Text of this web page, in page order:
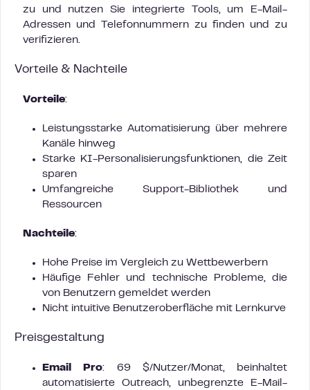
zu und nutzen Sie integrierte Tools, um E-Mail-
Adressen und Telefonnummern zu finden und zu
verifizieren.
Vorteile & Nachteile
Vorteile:
Leistungsstarke Automatisierung über mehrere
Kanäle hinweg
Starke KI-Personalisierungsfunktionen, die Zeit
sparen
Umfangreiche Support-Bibliothek und
Ressourcen
Nachteile:
Hohe Preise im Vergleich zu Wettbewerbern
Häufige Fehler und technische Probleme, die
von Benutzern gemeldet werden
Nicht intuitive Benutzeroberfläche mit Lernkurve
Preisgestaltung
Email Pro: 69 $/Nutzer/Monat, beinhaltet
automatisierte Outreach, unbegrenzte E-Mail-